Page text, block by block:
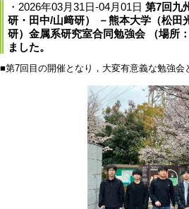
・2026年03月31日-04月01日 第7回九
研・田中/山﨑研） －熊本大学（松田
研）金属系研究室合同勉強会 （場所
ました。
■第7回目の開催となり，大変有意義な勉強会